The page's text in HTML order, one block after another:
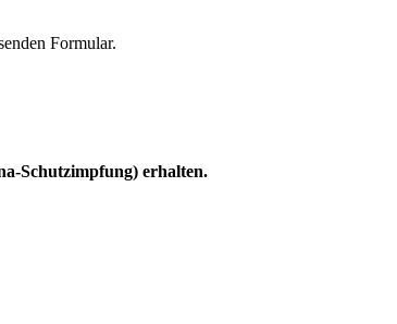
Formular.
Schutzimpfung) erhalten.